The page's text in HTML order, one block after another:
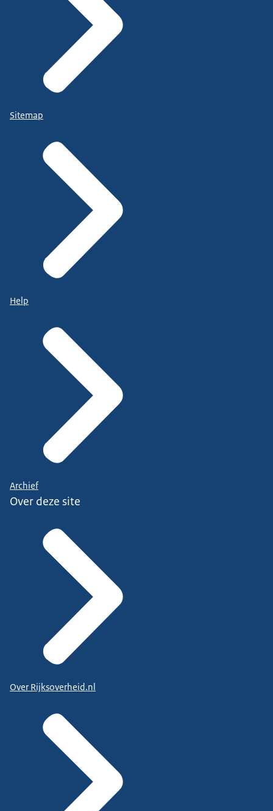
Sitemap
Help
Archief
Over deze site
Over Rijksoverheid.nl